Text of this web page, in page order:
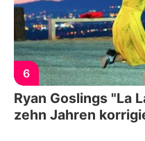
6
Ryan Goslings "La
zehn Jahren